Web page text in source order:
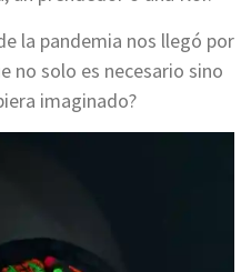
la pandemia nos llegó por
no solo es necesario sino
imaginado?